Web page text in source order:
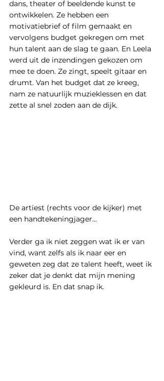
dans, theater of beeldende kunst te
ontwikkelen. Ze hebben een
motivatiebrief of film gemaakt en
vervolgens budget gekregen om met
hun talent aan de slag te gaan. En Leela
werd uit de inzendingen gekozen om
mee te doen. Ze zingt, speelt gitaar en
drumt. Van het budget dat ze kreeg,
nam ze natuurlijk muzieklessen en dat
zette al snel zoden aan de dijk.
De artiest (rechts voor de kijker) met
een handtekeningjager...
Verder ga ik niet zeggen wat ik er van
vind, want zelfs als ik naar eer en
geweten zeg dat ze talent heeft, weet ik
zeker dat je denkt dat mijn mening
gekleurd is. En dat snap ik.